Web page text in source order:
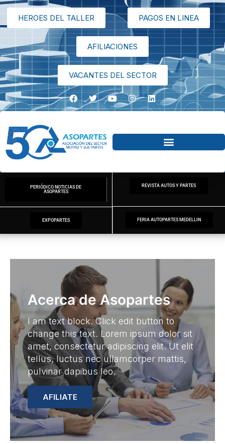
HEROES DEL TALLER PAGOS EN LINEA
AFILIACIONES
VACANTES DEL SECTOR
PERIÓDICO NOTICIAS DE
ASOPARTES
REVISTA AUTOS Y PARTES
EXPOPARTES FERIA AUTOPARTES MEDELLIN
Acerca de Asopartes
I am text block. Click edit button to
change this text. Lorem ipsum dolor sit
amet, consectetur adipiscing elit. Ut elit
tellus, luctus nec ullamcorper mattis,
pulvinar dapibus leo.
AFILIATE